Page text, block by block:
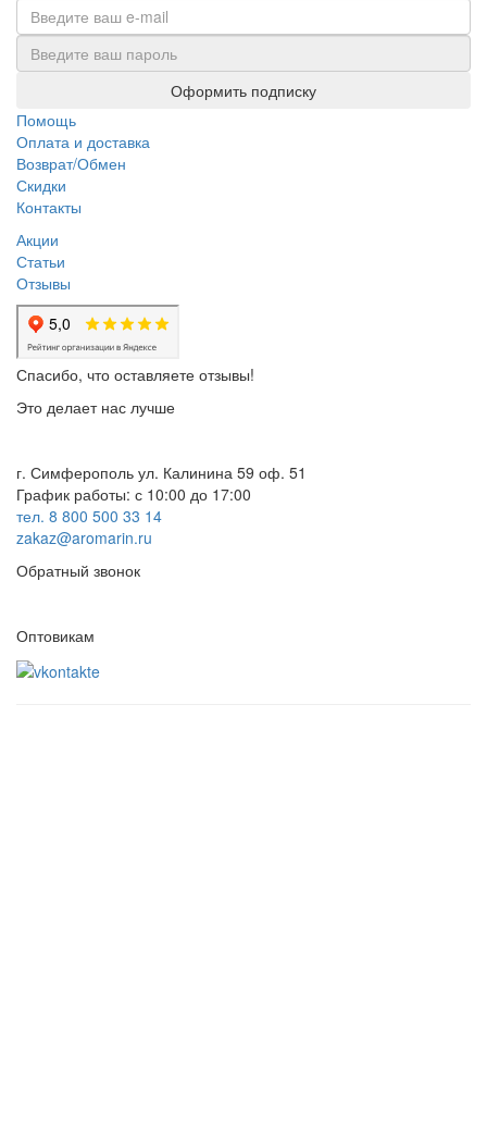
Оформить подписку
Помощь
Оплата и доставка
Возврат/Обмен
Скидки
Контакты
Акции
Статьи
Отзывы
Спасибо, что оставляете отзывы!
Это делает нас лучше
г. Симферополь ул. Калинина 59 оф. 51
График работы: с 10:00 до 17:00
тел. 8 800 500 33 14
zakaz@aromarin.ru
Обратный звонок
Оптовикам